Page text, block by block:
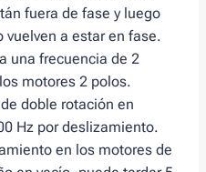
fuera de fase y luego
vuelven a estar en fase.
una frecuencia de 2
motores 2 polos.
doble rotación en
Hz por deslizamiento.
en los motores de